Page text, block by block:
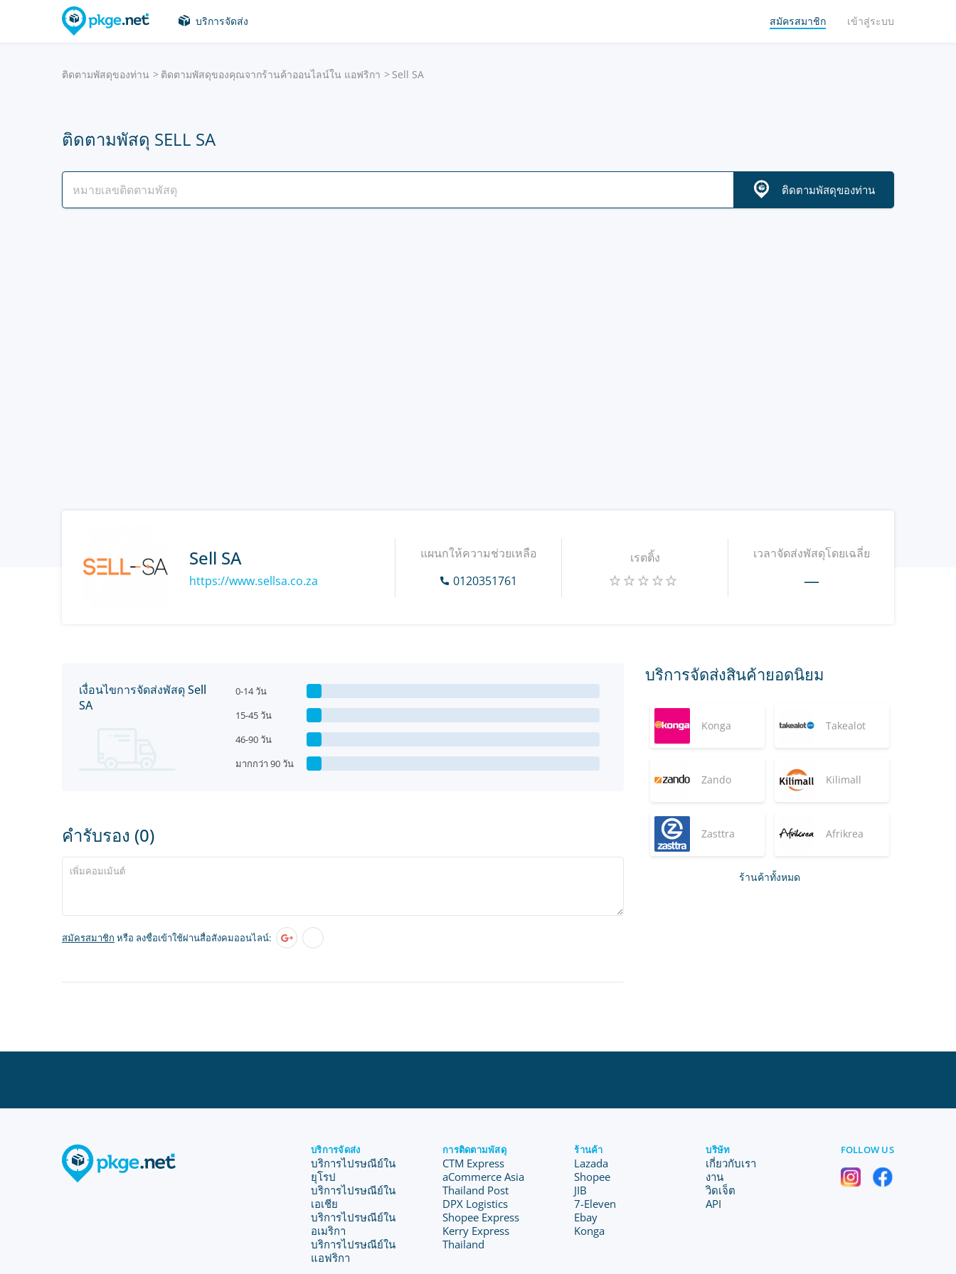
บริการจัดส่ง สมัครสมาชิก เข้าสู่ระบบ
ติดตามพัสดุของท่าน ติดตามพัสดุของคุณจากร้านค้าออนไลน์ใน แอฟริกา Sell SA
ติดตามพัสดุ SELL SA
ติดตามพัสดุของท่าน
Sell SA
https://www.sellsa.co.za
แผนกให้ความช่วยเหลือ
0120351761
เรตติ้ง เวลาจัดส่งพัสดุโดยเฉลี่ย
—
เงื่อนไขการจัดส่งพัสดุ Sell
SA
0-14 วัน
15-45 วัน
46-90 วัน
มากกว่า 90 วัน
คำรับรอง (0)
สมัครสมาชิก หรือ ลงชื่อเข้าใช้ผ่านสื่อสังคมออนไลน์:
บริการจัดส่งสินค้ายอดนิยม
Konga Takealot
Zando Kilimall
Zasttra Afrikrea
ร้านค้าทั้งหมด
บริการจัดส่ง
บริการไปรษณีย์ใน
ยุโรป
บริการไปรษณีย์ใน
เอเชีย
บริการไปรษณีย์ใน
อเมริกา
บริการไปรษณีย์ใน
แอฟริกา
การติดตามพัสดุ
CTM Express
aCommerce Asia
Thailand Post
DPX Logistics
Shopee Express
Kerry Express
Thailand
ร้านค้า
Lazada
Shopee
JIB
7-Eleven
Ebay
Konga
บริษัท
เกี่ยวกับเรา
งาน
วิดเจ็ต
API
FOLLOW US